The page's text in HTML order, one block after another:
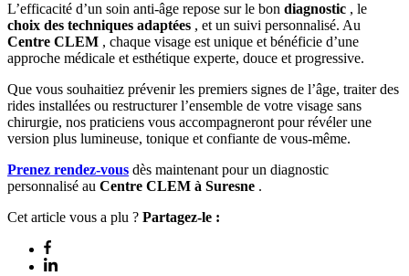
L’efficacité d’un soin anti-âge repose sur le bon diagnostic , le
choix des techniques adaptées , et un suivi personnalisé. Au
Centre CLEM , chaque visage est unique et bénéficie d’une
approche médicale et esthétique experte, douce et progressive.
Que vous souhaitiez prévenir les premiers signes de l’âge, traiter des
rides installées ou restructurer l’ensemble de votre visage sans
chirurgie, nos praticiens vous accompagneront pour révéler une
version plus lumineuse, tonique et confiante de vous-même.
Prenez rendez-vous dès maintenant pour un diagnostic
personnalisé au Centre CLEM à Suresne .
Cet article vous a plu ? Partagez-le :